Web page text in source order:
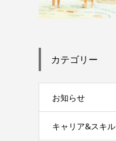
カテゴリー
お知らせ
キャリア&スキル